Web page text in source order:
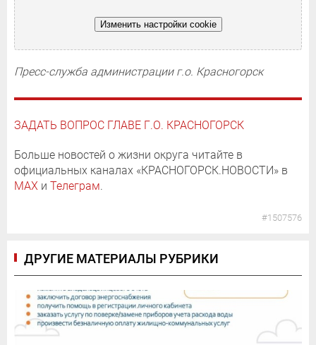
Изменить настройки cookie
Пресс-служба администрации г.о. Красногорск
ЗАДАТЬ ВОПРОС ГЛАВЕ Г.О. КРАСНОГОРСК
Больше новостей о жизни округа читайте в
официальных каналах «КРАСНОГОРСК.НОВОСТИ» в
MAX и Телеграм.
#1507576
ДРУГИЕ МАТЕРИАЛЫ РУБРИКИ